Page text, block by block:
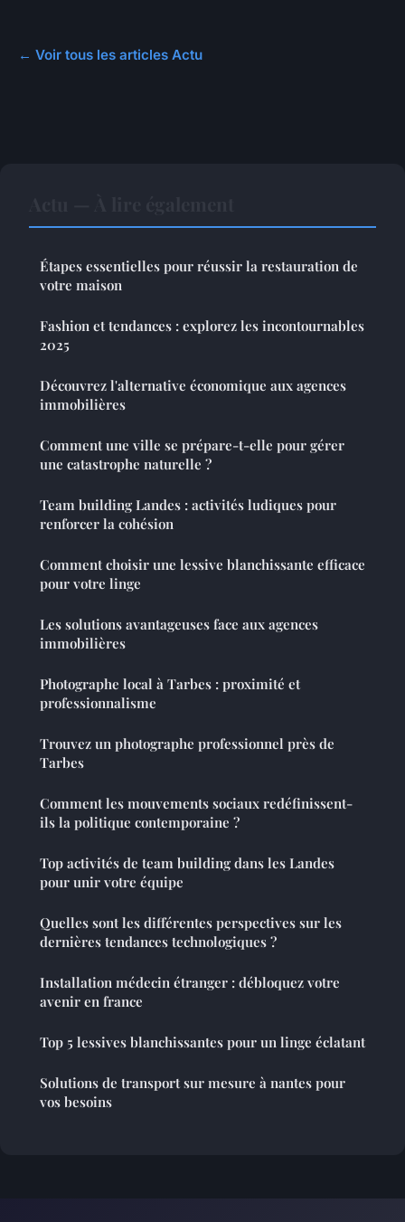
← Voir tous les articles Actu
Étapes essentielles pour réussir la restauration de
votre maison
Fashion et tendances : explorez les incontournables
2025
Découvrez l'alternative économique aux agences
immobilières
Comment une ville se prépare-t-elle pour gérer
une catastrophe naturelle ?
Team building Landes : activités ludiques pour
renforcer la cohésion
Comment choisir une lessive blanchissante efficace
pour votre linge
Les solutions avantageuses face aux agences
immobilières
Photographe local à Tarbes : proximité et
professionnalisme
Trouvez un photographe professionnel près de
Tarbes
Comment les mouvements sociaux redéfinissent-
ils la politique contemporaine ?
Top activités de team building dans les Landes
pour unir votre équipe
Quelles sont les différentes perspectives sur les
dernières tendances technologiques ?
Installation médecin étranger : débloquez votre
avenir en france
Top 5 lessives blanchissantes pour un linge éclatant
Solutions de transport sur mesure à nantes pour
vos besoins